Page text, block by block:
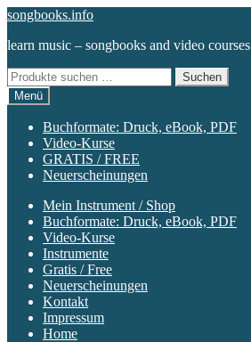
Zur
springen
Zum
springen
songbooks.info
learn music – songbooks and video courses
Suchen
nach:
Suchen
Menü
Buchformate: Druck, eBook, PDF
Video-Kurse
GRATIS / FREE
Neuerscheinungen
Mein Instrument / Shop
Buchformate: Druck, eBook, PDF
Video-Kurse
Instrumente
Gratis / Free
Neuerscheinungen
Kontakt
Impressum
Home